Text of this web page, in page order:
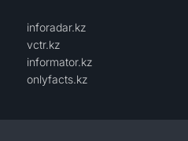
inforadar.kz
vctr.kz
informator.kz
onlyfacts.kz